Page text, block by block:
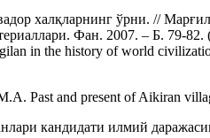
халқларнинг ўрни. //
Фан. 2007. – Б. 79-82.
in the history of world
Past and present of Aikiran
кандидати илмий